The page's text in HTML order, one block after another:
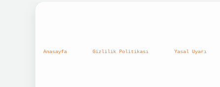
Anasayfa Gizlilik Politikası Yasal Uyarı